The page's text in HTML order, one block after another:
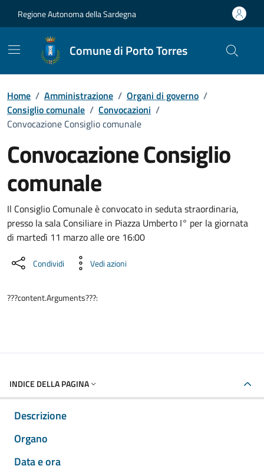
Regione Autonoma della Sardegna
Comune di Porto Torres
Home / Amministrazione / Organi di governo /
Consiglio comunale / Convocazioni /
Convocazione Consiglio comunale
Convocazione Consiglio
comunale
???portal.DettaglioConvocazione???
Il Consiglio Comunale è convocato in seduta straordinaria,
presso la sala Consiliare in Piazza Umberto I° per la giornata
di martedì 11 marzo alle ore 16:00
Condividi Vedi azioni
???content.Arguments???:
INDICE DELLA PAGINA
Descrizione
Organo
Data e ora